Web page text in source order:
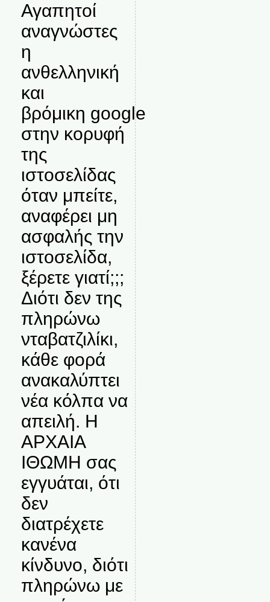
Αγαπητοί
αναγνώστες
η
ανθελληνική
και
βρόμικη google
στην κορυφή
της
ιστοσελίδας
όταν μπείτε,
αναφέρει μη
ασφαλής την
ιστοσελίδα,
ξέρετε γιατί;;;
Διότι δεν της
πληρώνω
νταβατζιλίκι,
κάθε φορά
ανακαλύπτει
νέα κόλπα να
απειλή. Η
ΑΡΧΑΙΑ
ΙΘΩΜΗ σας
εγγυάται, ότι
δεν
διατρέχετε
κανένα
κίνδυνο, διότι
πληρώνω με